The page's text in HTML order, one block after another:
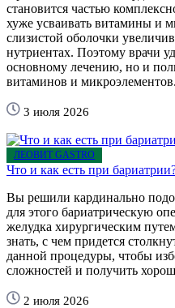
становится частью
хуже усваивать витамины и
слизистой оболочки
нутриентах. Поэтому врачи
основному лечению, но и
витаминов и микроэлементов.
3 июля 2026
ЛЕОВИТ GASTRO
Что и как есть при
Вы решили кардинально
для этого бариатрическую
желудка хирургическим
знать, с чем придется
данной процедуры, чтобы
сложностей и получить
2 июля 2026